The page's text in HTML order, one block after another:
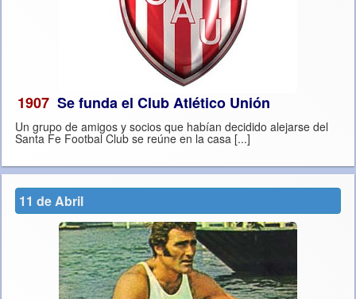
1907 Se funda el Club Atlético Unión
Un grupo de amigos y socios que habían decidido alejarse del
Santa Fe Footbal Club se reúne en la casa [...]
11 de Abril